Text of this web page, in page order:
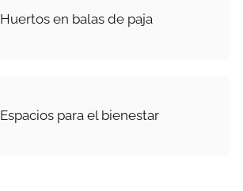
Huertos en balas de paja
Espacios para el bienestar